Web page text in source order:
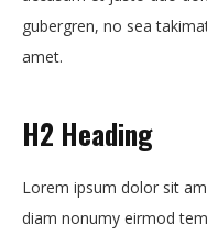
gubergren, no sea
amet.
H2 Heading
Lorem ipsum dolor sit
diam nonumy eirmod